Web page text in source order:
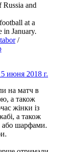
and
at a
in January.
/
июня 2018 г.
на матч в
а також
жінки із
а також
або шарфами.